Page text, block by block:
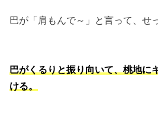
巴が「肩もんで～」と言って、せ
巴がくるりと振り向いて、桃地に
ける。